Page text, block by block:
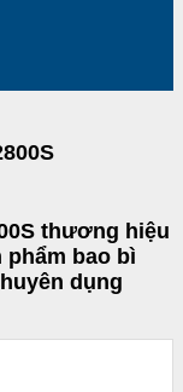
thương hiệu
bao bì
dụng